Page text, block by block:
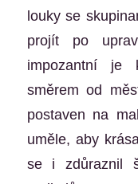
louky se
projít po
impozantní je
směrem od
postaven na
uměle, aby
se i zdůraznil